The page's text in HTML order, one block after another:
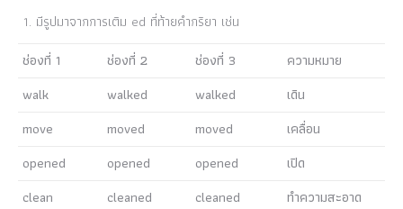
มีรูปมาจากการเติม ed ที่ท้ายคำกริยา เช่น
ช่องที่ 1
ช่องที่ 2 ช่องที่ 3
ความหมาย
walk
walked walked
เดิน
move
moved moved
เคลื่อน
opened
opened opened
เปิด
clean
cleaned cleaned
ทำความสะอาด